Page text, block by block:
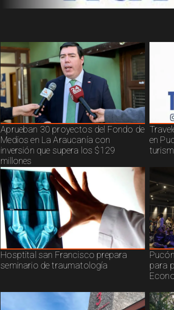
Aprueban 30 proyectos del Fondo de
Medios en La Araucanía con
inversión que supera los $129
millones
en
Hosptital san Francisco prepara
seminario de traumatología
para